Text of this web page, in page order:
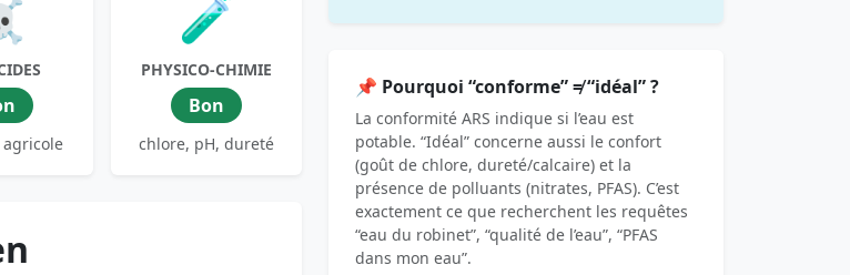
🧪
PHYSICO-CHIMIE
Bon
chlore, pH, dureté
📌 Pourquoi “conforme” ≠ “idéal” ?
La conformité ARS indique si l’eau est
potable. “Idéal” concerne aussi le confort
(goût de chlore, dureté/calcaire) et la
présence de polluants (nitrates, PFAS). C’est
exactement ce que recherchent les requêtes
“eau du robinet”, “qualité de l’eau”, “PFAS
dans mon eau”.